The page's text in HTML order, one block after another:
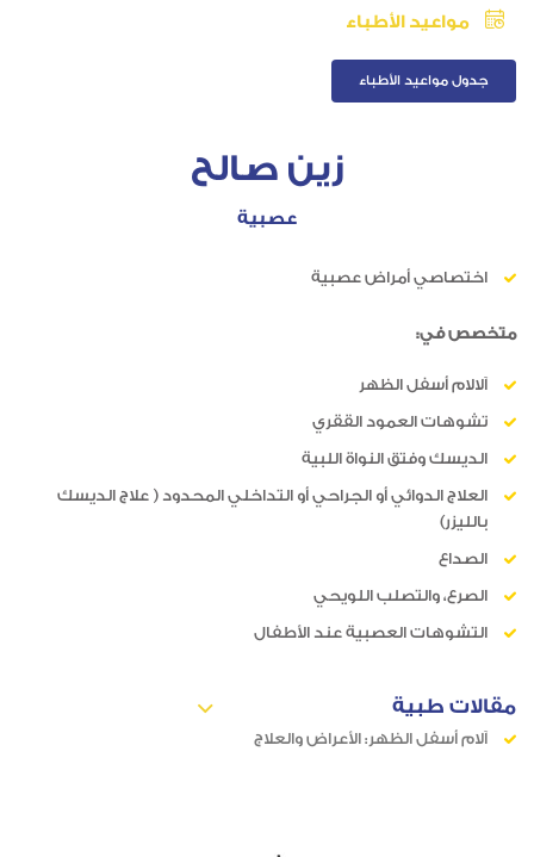
مواعيد الأطباء
جدول مواعيد الأطباء
زين صالح
عصبية
اختصاصي أمراض عصبية
متخصص في:
آلالام أسفل الظهر
تشوهات العمود الققري
الديسك وفتق النواة اللبية
العلاج الدوائي أو الجراحي أو التداخلي المحدود ( علاج الديسك
بالليزر)
الصداع
الصرع، والتصلب اللويحي
التشوهات العصبية عند الأطفال
مقالات طبية
آلام أسفل الظهر: الأعراض والعلاج